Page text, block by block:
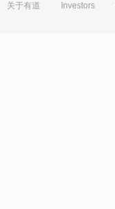
关于有道 Investors